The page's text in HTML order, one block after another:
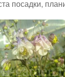
посадки,